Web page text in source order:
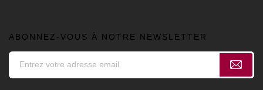
ABONNEZ-VOUS À NOTRE NEWSLETTER